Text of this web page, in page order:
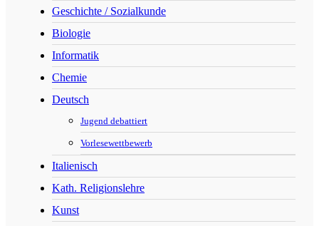
Geschichte / Sozialkunde
Biologie
Informatik
Chemie
Deutsch
Jugend debattiert
Vorlesewettbewerb
Italienisch
Kath. Religionslehre
Kunst